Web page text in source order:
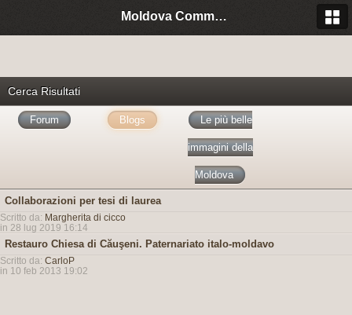
Moldova Community Italia
Cerca Risultati
Forum Blogs Le più belle
immagini della
Moldova
Collaborazioni per tesi di laurea
Scritto da: Margherita di cicco
in 28 lug 2019 16:14
Restauro Chiesa di Căuşeni. Paternariato italo-moldavo
Scritto da: CarloP
in 10 feb 2013 19:02